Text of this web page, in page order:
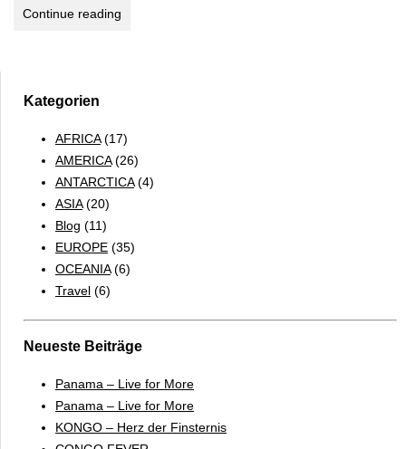
Continue reading
Kategorien
AFRICA(17)
AMERICA(26)
ANTARCTICA(4)
ASIA(20)
Blog (11)
EUROPE (35)
OCEANIA(6)
Travel (6)
Neueste Beiträge
Panama – Live for More
Panama – Live for More
KONGO – Herz der Finsternis